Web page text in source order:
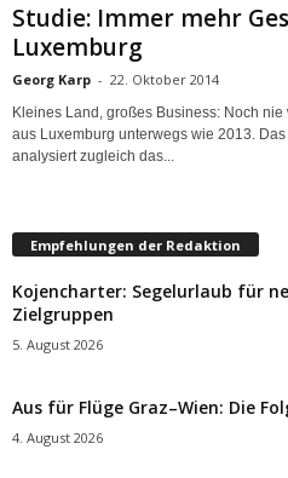
Studie: Immer mehr
Luxemburg
Georg Karp - 22. Oktober 2014
Kleines Land, großes Business: Noch
aus Luxemburg unterwegs wie 2013.
analysiert zugleich das...
Empfehlungen der Redaktion
Kojencharter: Segelurlaub für
Zielgruppen
5. August 2026
Aus für Flüge Graz–Wien: Die
4. August 2026